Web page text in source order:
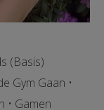
(Basis)
Gym Gaan •
• Gamen